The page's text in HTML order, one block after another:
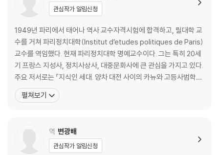
미래의 지식인들
제1부의 결론뒷걸음질하면서 ‘역사’에 탑승하기
제2부 폭풍우 속의 세대
제2장‘역사’의 깨어남
사회주의화되는 젊은 지식인
독일: “역사는 반복된다”
한 사람은 투표하고, 다른 사람은 투표하지 않다
아롱: ‘역사’의 지평에서의 “재앙”
관심작가 알림신청
1949년 파리에서 태어나 역사 교수자격시험에 합격하고, 릴대학 교
수를 거쳐 파리정치대학(Institut d’etudes politiques de Paris)
교수를 역임했다. 현재 파리정치대학 명예교수이다. 그는 특히 20세
기 프랑스 지성사, 정치사상사, 대중문화사에 큰 관심을 가지고 있다.
주요 저서로는 『지식인 세대. 양차 대전 사이의 카뉴와 고등사범학교
졸업생들(Generation intellectuelle. Khagneux et normalien
s dans l ’entre-deux-guerres)』(1988), 『프랑스 지식인들 및
펼쳐보기
역 변광배
관심작가 알림신청